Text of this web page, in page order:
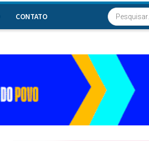
CONTATO